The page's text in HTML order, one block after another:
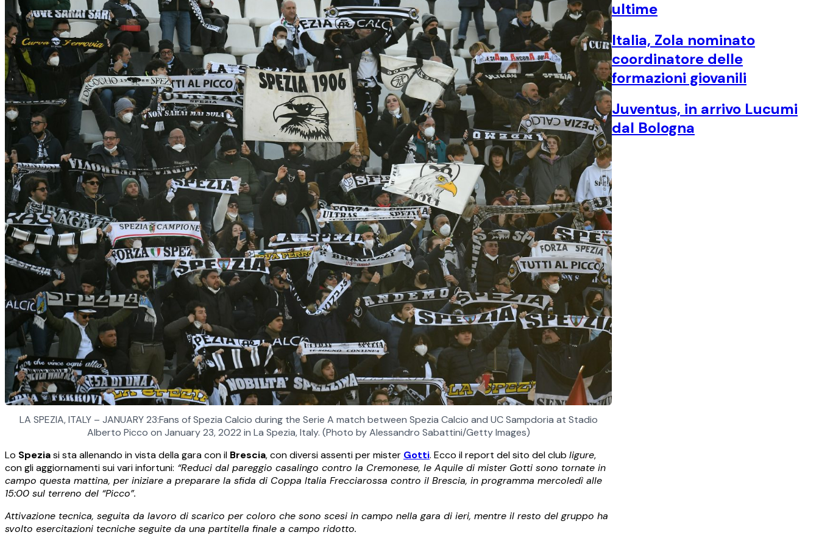
LA SPEZIA, ITALY – JANUARY 23:Fans of Spezia Calcio during the Serie A match between Spezia Calcio and UC Sampdoria at Stadio
Alberto Picco on January 23, 2022 in La Spezia, Italy. (Photo by Alessandro Sabattini/Getty Images)
Lo Speziasi sta allenando in vista della gara con il Brescia, con diversi assenti per mister Gotti. Ecco il report del sito del club ligure,
con gli aggiornamenti sui vari infortuni: “Reduci dal pareggio casalingo contro la Cremonese, le Aquile di mister Gotti sono tornate in
campo questa mattina, per iniziare a preparare la sfida di Coppa Italia Frecciarossa contro il Brescia, in programma mercoledì alle
15:00 sul terreno del “Picco”.
Attivazione tecnica, seguita da lavoro di scarico per coloro che sono scesi in campo nella gara di ieri, mentre il resto del gruppo ha
svolto esercitazioni tecniche seguite da una partitella finale a campo ridotto.
ultime
Italia, Zola nominato
coordinatore delle
formazioni giovanili
Juventus, in arrivo Lucumi
dal Bologna